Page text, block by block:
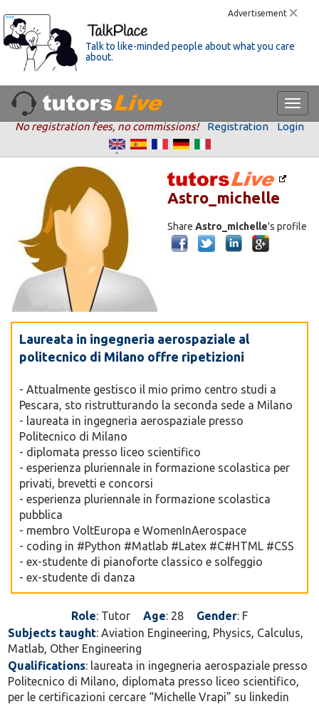
Advertisement
Talk to like-minded people about what you care
about.
No registration fees, no commissions! Registration Login
Astro_michelle
Share Astro_michelle's profile
Laureata in ingegneria aerospaziale al
politecnico di Milano offre ripetizioni
- Attualmente gestisco il mio primo centro studi a
Pescara, sto ristrutturando la seconda sede a Milano
- laureata in ingegneria aerospaziale presso
Politecnico di Milano
- diplomata presso liceo scientifico
- esperienza pluriennale in formazione scolastica per
privati, brevetti e concorsi
- esperienza pluriennale in formazione scolastica
pubblica
- membro VoltEuropa e WomenInAerospace
- coding in #Python #Matlab #Latex #C#HTML #CSS
- ex-studente di pianoforte classico e solfeggio
- ex-studente di danza
Role: Tutor Age: 28 Gender: F
Subjects taught: Aviation Engineering, Physics, Calculus,
Matlab, Other Engineering
Qualifications: laureata in ingegneria aerospaziale presso
Politecnico di Milano, diplomata presso liceo scientifico,
per le certificazioni cercare “Michelle Vrapi” su linkedin